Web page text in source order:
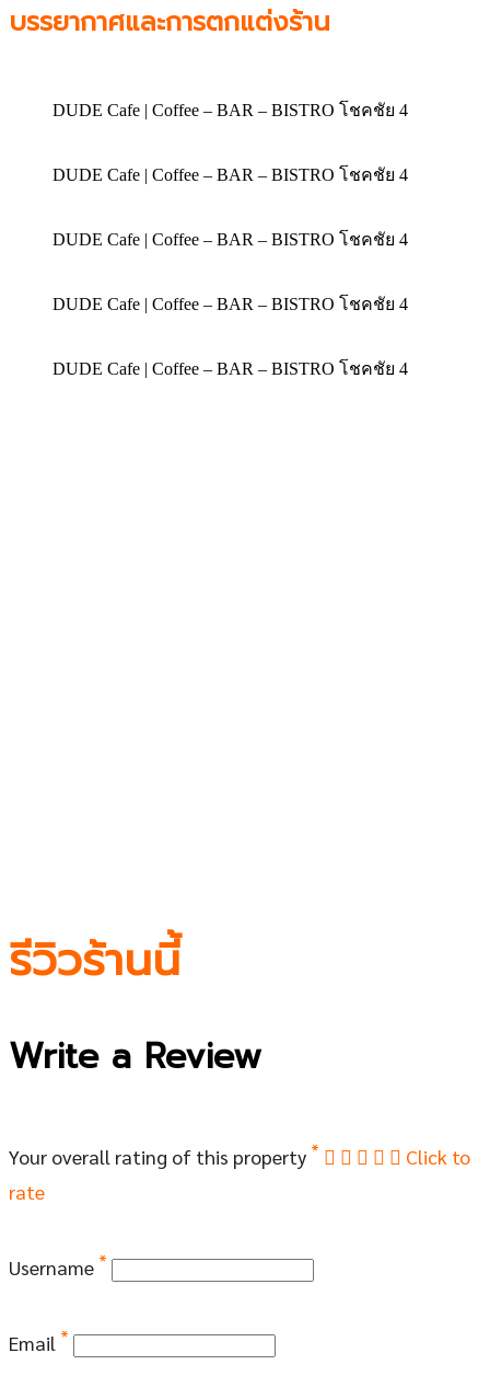
บรรยากาศและการตกแต่งร้าน
DUDE Cafe | Coffee – BAR – BISTRO โชคชัย 4
DUDE Cafe | Coffee – BAR – BISTRO โชคชัย 4
DUDE Cafe | Coffee – BAR – BISTRO โชคชัย 4
DUDE Cafe | Coffee – BAR – BISTRO โชคชัย 4
DUDE Cafe | Coffee – BAR – BISTRO โชคชัย 4
รีวิวร้านนี้
Write a Review
Your overall rating of this property *
Click to
rate
Username *
Email *